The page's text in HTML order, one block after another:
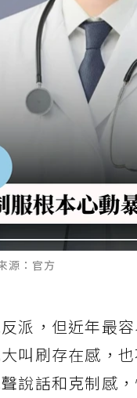
源：官方
派，但近年最
叫刷存在感，
說話和克制感